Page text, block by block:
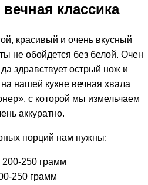
классика
красивый и очень вкусный
не обойдется без белой. Очень
здравствует острый нож и
нашей кухне вечная хвала
с которой мы измельчаем
аккуратно.
порций нам нужны:
200-250 грамм
250 грамм